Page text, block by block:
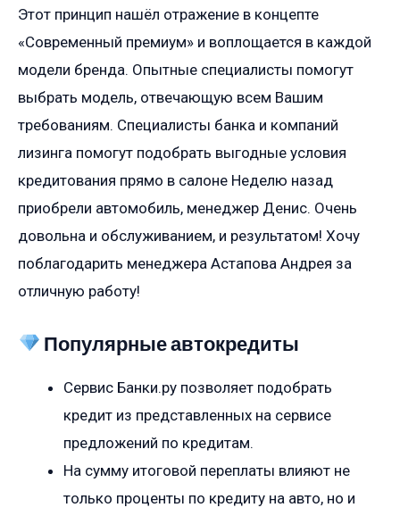
Этот принцип нашёл отражение в концепте
«Современный премиум» и воплощается в каждой
модели бренда. Опытные специалисты помогут
выбрать модель, отвечающую всем Вашим
требованиям. Специалисты банка и компаний
лизинга помогут подобрать выгодные условия
кредитования прямо в салоне Неделю назад
приобрели автомобиль, менеджер Денис. Очень
довольна и обслуживанием, и результатом! Хочу
поблагодарить менеджера Астапова Андрея за
отличную работу!
Популярные автокредиты
Сервис Банки.ру позволяет подобрать
кредит из представленных на сервисе
предложений по кредитам.
На сумму итоговой переплаты влияют не
только проценты по кредиту на авто, но и